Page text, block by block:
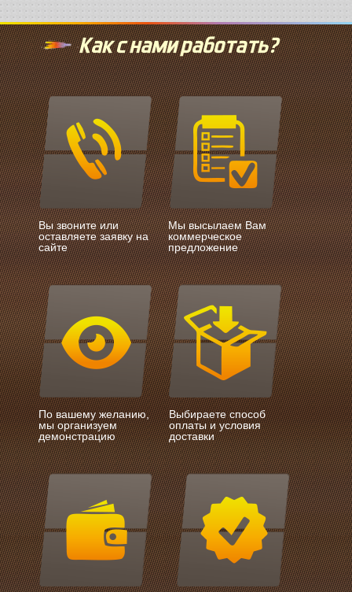
Как с нами работать?
Вы звоните или
оставляете заявку на
сайте
Мы высылаем Вам
коммерческое
предложение
По вашему желанию,
мы организуем
демонстрацию
Выбираете способ
оплаты и условия
доставки